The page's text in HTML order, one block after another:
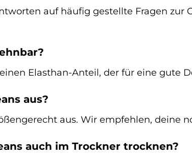
auf häufig gestellte Fragen zur
Elasthan-Anteil, der für eine gute
aus?
aus. Wir empfehlen, deine
auch im Trockner trocknen?